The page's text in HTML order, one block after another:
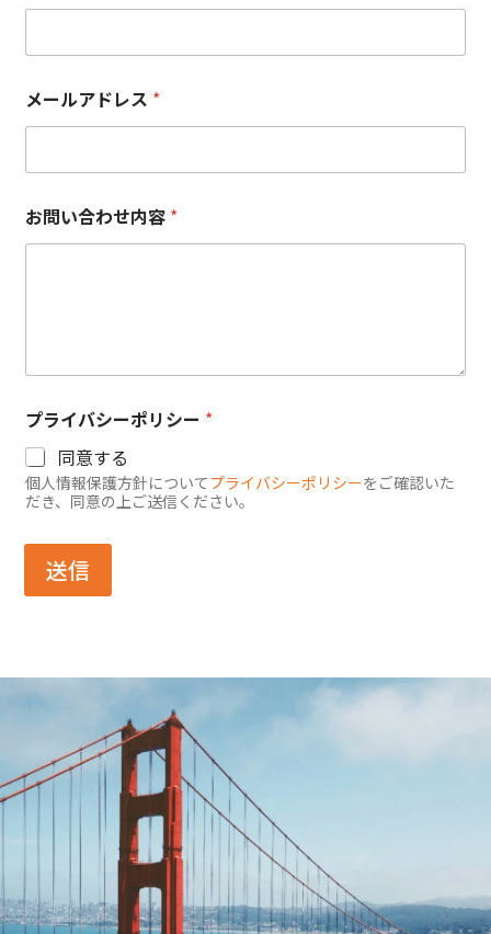
メールアドレス *
お問い合わせ内容 *
プライバシーポリシー *
同意する
個人情報保護方針についてプライバシーポリシーをご確認いた
だき、同意の上ご送信ください。
送信